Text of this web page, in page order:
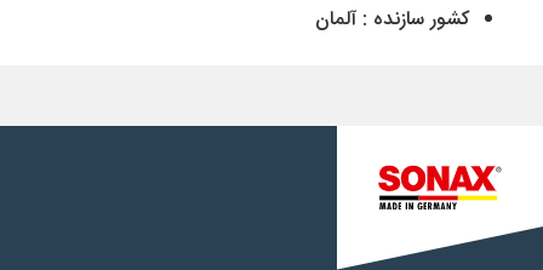
کشور سازنده : آلمان